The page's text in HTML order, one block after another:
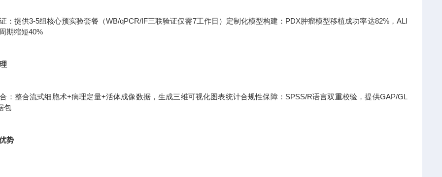
：提供3-5组核心预实验套餐（WB/qPCR/IF三联验证仅需7工作日）定制化模型构建：PDX肿瘤模型移植成功率达82%，ALI
期缩短40%
：整合流式细胞术+病理定量+活体成像数据，生成三维可视化图表统计合规性保障：SPSS/R语言双重校验，提供GAP/GL
包
势